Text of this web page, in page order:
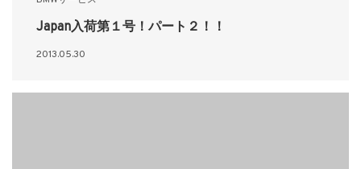
Japan入荷第１号！パート２！！
2013.05.30